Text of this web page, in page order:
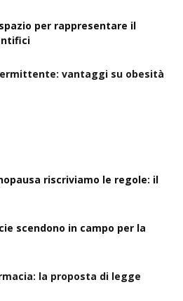
per rappresentare il
vantaggi su obesità
riscriviamo le regole: il
scendono in campo per la
la proposta di legge